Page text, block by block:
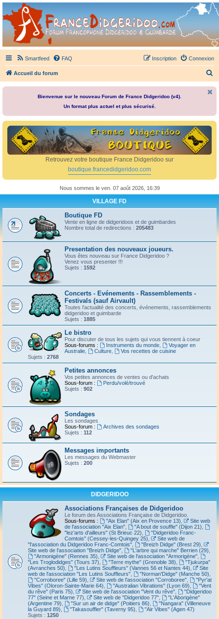
France Didgeridoo
Didgeridoo et Guimbarde sur France Didgeridoo - retrouvez la communauté.
Smartfeed FAQ Connexion
Inscription
Accueil du forum
e
r
Bienvenue sur le nouveau Forum de France Didgeridoo (v4).
Un format plus actuel et plus sécurisé.
Retrouvez votre boutique France Didgeridoo sur
boutique.francedidgeridoo.com
Nous sommes le ven. 07 août 2026, 16:39
VILLAGE FD
Boutique FD
Vente en ligne de didgeridoos et de guimbardes
Nombre total de redirections : 205483
Presentation des nouveaux joueurs.
Vous êtes nouveau sur France Didgeridoo ?
Venez vous presenter !!!
Sujets : 1592
Concerts - Evénements - Rassemblements -
Festivals (sauf Airvault)
Toutes l'actualité des concerts, événements, rassemblements
didgeridoo et guimbarde
Sujets : 1885
Le bistro
Pour discuter de tous les sujets qui vous tiennent à coeur
Sous-forums :
Instruments du monde,
Voyager en
Australie
Culture,
Vos recettes de cuisine
Sujets : 2768
Petites annonces
Vos petites annonces de ventes ou d'achats
Sous-forum :
Perdu/volé/trouvé
Sujets : 902
Sondages
Les sondages
Sous-forum :
Archives des sondages
Sujets : 112
Messages importants
Les messages du Webmaster
Sujets : 200
DIDGERIDOO
Associations Françaises de Didgeridoo
Le forum des Associations Française de Didgeridoo.
Sous-forums :
"Aix Elan" (Aix en Provence 13)
Site web
de l'association "Aix Elan"
"A bout de souffle" (Dijon 21)
"lez'arts d'ailleurs" (St Brieuc 22)
"Didgeridoo Franc-
Comtois" (Cessey-les-Quingey 25)
Site web de
"l'association du Didgeridoo Franc-Comtois"
"Breizh Didge" (Brest 29)
Site web de l'association "Breizh Didge"
"L'arbre qui marche" Berrien (29)
"Armonigène" (Rennes 35)
Site web de l'association "Armorigène",
"Les Troglodidges" (Tours 37)
"Terre mythe" (Grenoble 38)
"Tjukurpa"
(Avranches 50)
"Les Lutins Souffleurs" (Vannes 56 et Nantes 44)
Site
web de l'association "Les Lutins Souffleurs"
"Norman'Didge" (Manche 50)
"Corroboree" (Lille 59)
Site web de l'association "Corroboree",
"Pyr'at
Vibes" (Oloron-Sainte-Marie 64)
"Australian Vibrations" (Lyon 69)
"Vent
du rêve" (Paris 75)
Site web de l'association "Vent du rêve",
"Didgeridoo
77" (Seine et Marne 77)
Site web de "Didgeridoo 77",
"L'Aborigène"
(Argentine 79)
"Sur un air de didge" (Poitiers 86)
"Nangara" (Villeneuve
la Guyard 89)
"Takasouffler" (Taverny 95)
"Air Vibes" (Agen 47)
Sujets : 1250